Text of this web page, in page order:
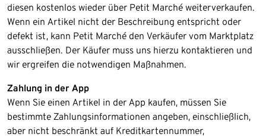
diesen kostenlos wieder über Petit Marché weiterverkaufen. ​
Wenn ein Artikel nicht der Beschreibung entspricht oder
defekt ist, kann Petit Marché den Verkäufer vom Marktplatz
ausschließen. Der Käufer muss uns hierzu kontaktieren und
wir ergreifen die notwendigen Maßnahmen.
Zahlung in der App
Wenn Sie einen Artikel in der App kaufen, müssen Sie
bestimmte Zahlungsinformationen angeben, einschließlich,
aber nicht beschränkt auf Kreditkartennummer,